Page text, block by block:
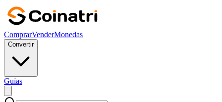
ComprarVenderMonedas
Convertir
Guías